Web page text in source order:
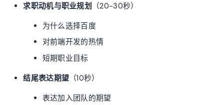
求职动机与职业规划 （20-30秒）
为什么选择百度
对前端开发的热情
短期职业目标
结尾表达期望 （10秒）
表达加入团队的期望